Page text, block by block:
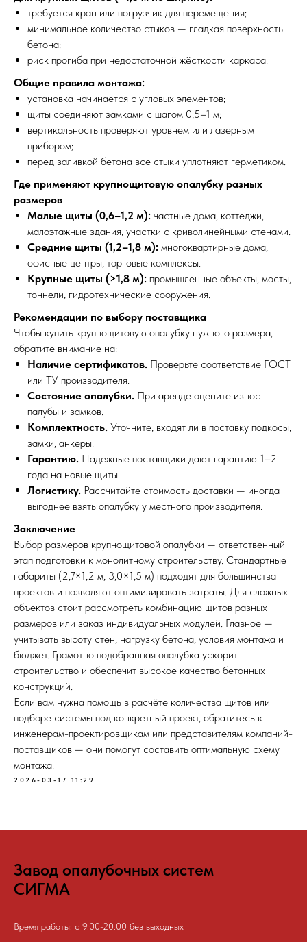
требуется кран или погрузчик для перемещения;
минимальное количество стыков — гладкая поверхность
бетона;
риск прогиба при недостаточной жёсткости каркаса.
Общие правила монтажа:
установка начинается с угловых элементов;
щиты соединяют замками с шагом 0,5–1 м;
вертикальность проверяют уровнем или лазерным
прибором;
перед заливкой бетона все стыки уплотняют герметиком.
Где применяют крупнощитовую опалубку разных
размеров
Малые щиты (0,6–1,2 м): частные дома, коттеджи,
малоэтажные здания, участки с криволинейными стенами.
Средние щиты (1,2–1,8 м): многоквартирные дома,
офисные центры, торговые комплексы.
Крупные щиты (>1,8 м): промышленные объекты, мосты,
тоннели, гидротехнические сооружения.
Рекомендации по выбору поставщика
Чтобы купить крупнощитовую опалубку нужного размера,
обратите внимание на:
Наличие сертификатов. Проверьте соответствие ГОСТ
или ТУ производителя.
Состояние опалубки. При аренде оцените износ
палубы и замков.
Комплектность. Уточните, входят ли в поставку подкосы,
замки, анкеры.
Гарантию. Надежные поставщики дают гарантию 1–2
года на новые щиты.
Логистику. Рассчитайте стоимость доставки — иногда
выгоднее взять опалубку у местного производителя.
Заключение
Выбор размеров крупнощитовой опалубки — ответственный
этап подготовки к монолитному строительству. Стандартные
габариты (2,7×1,2 м, 3,0×1,5 м) подходят для большинства
проектов и позволяют оптимизировать затраты. Для сложных
объектов стоит рассмотреть комбинацию щитов разных
размеров или заказ индивидуальных модулей. Главное —
учитывать высоту стен, нагрузку бетона, условия монтажа и
бюджет. Грамотно подобранная опалубка ускорит
строительство и обеспечит высокое качество бетонных
конструкций.
Если вам нужна помощь в расчёте количества щитов или
подборе системы под конкретный проект, обратитесь к
инженерам-проектировщикам или представителям компаний-
поставщиков — они помогут составить оптимальную схему
монтажа.
2026-03-17 11:29
Завод опалубочных систем
СИГМА
Время работы: с 9.00-20.00 без выходных